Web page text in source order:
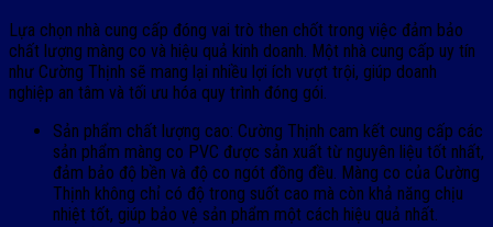
Lựa chọn nhà cung cấp đóng vai trò then chốt trong việc đảm bảo
chất lượng màng co và hiệu quả kinh doanh. Một nhà cung cấp uy tín
như Cường Thịnh sẽ mang lại nhiều lợi ích vượt trội, giúp doanh
nghiệp an tâm và tối ưu hóa quy trình đóng gói.
Sản phẩm chất lượng cao: Cường Thịnh cam kết cung cấp các
sản phẩm màng co PVC được sản xuất từ nguyên liệu tốt nhất,
đảm bảo độ bền và độ co ngót đồng đều. Màng co của Cường
Thịnh không chỉ có độ trong suốt cao mà còn khả năng chịu
nhiệt tốt, giúp bảo vệ sản phẩm một cách hiệu quả nhất.